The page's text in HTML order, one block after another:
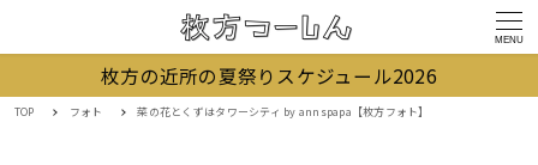
MENU
枚方の近所の夏祭りスケジュール2026
TOP フォト 菜の花とくずはタワーシティ by annspapa【枚方フォト】